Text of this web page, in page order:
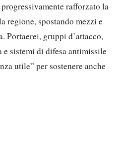
rafforzato la
regione, spostando mezzi e
Portaerei, gruppi d’attacco,
sistemi di difesa antimissile
utile” per sostenere anche